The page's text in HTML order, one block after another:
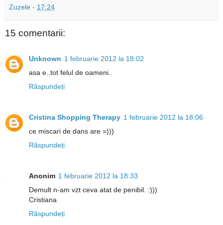
Zuzele - 17:24
15 comentarii:
Unknown 1 februarie 2012 la 18:02
asa e..tot felul de oameni..
Răspundeți
Cristina Shopping Therapy 1 februarie 2012 la 18:06
ce miscari de dans are =)))
Răspundeți
Anonim 1 februarie 2012 la 18:33
Demult n-am vzt ceva atat de penibil. :)))
Cristiana
Răspundeți